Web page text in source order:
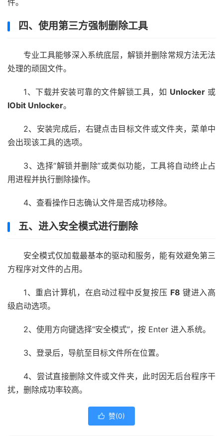
四、使用第三方强制删除工具
专业工具能够深入系统底层，解锁并删除常规方法无法
处理的顽固文件。
1、下载并安装可靠的文件解锁工具，如 Unlocker或
IObit Unlocker。
2、安装完成后，右键点击目标文件或文件夹，菜单中
会出现该工具的选项。
3、选择“解锁并删除”或类似功能，工具将自动终止占
用进程并执行删除操作。
4、查看操作日志确认文件是否成功移除。
五、进入安全模式进行删除
安全模式仅加载最基本的驱动和服务，能有效避免第三
方程序对文件的占用。
1、重启计算机，在启动过程中反复按压 F8 键进入高
级启动选项。
2、使用方向键选择“安全模式”，按 Enter 进入系统。
3、登录后，导航至目标文件所在位置。
4、尝试直接删除文件或文件夹，此时因无后台程序干
扰，删除成功率较高。
 赞(0)